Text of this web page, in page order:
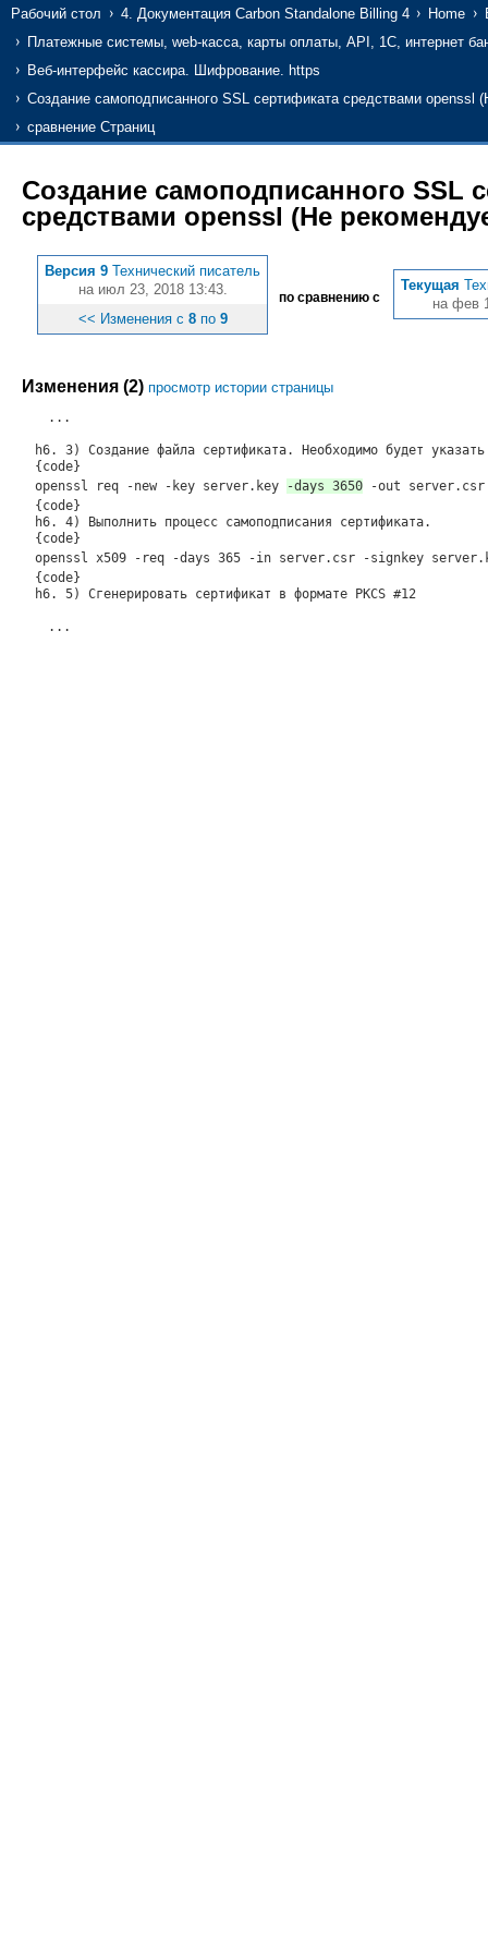
Рабочий стол 4. Документация Carbon Standalone Billing 4 Home
Платежные системы, web-касса, карты оплаты, API, 1С, интернет
Веб-интерфейс кассира. Шифрование. https
Создание самоподписанного SSL сертификата средствами openssl
сравнение Страниц
Создание самоподписанного SSL
средствами openssl (Не
Версия 9 Технический писатель
на июл 23, 2018 13:43.
<< Изменения с 8по 9
по сравнению с
Текущая
на фев
Изменения (2) просмотр истории страницы
...
h6. 3) Создание файла сертификата. Необходимо будет
{code}
openssl req -new -key server.key
-days 3650 -out server.csr
{code}
h6. 4) Выполнить процесс самоподписания сертификата.
{code}
openssl x509 -req -days 365 -in server.csr -signkey
{code}
h6. 5) Сгенерировать сертификат в формате PKCS #12
...